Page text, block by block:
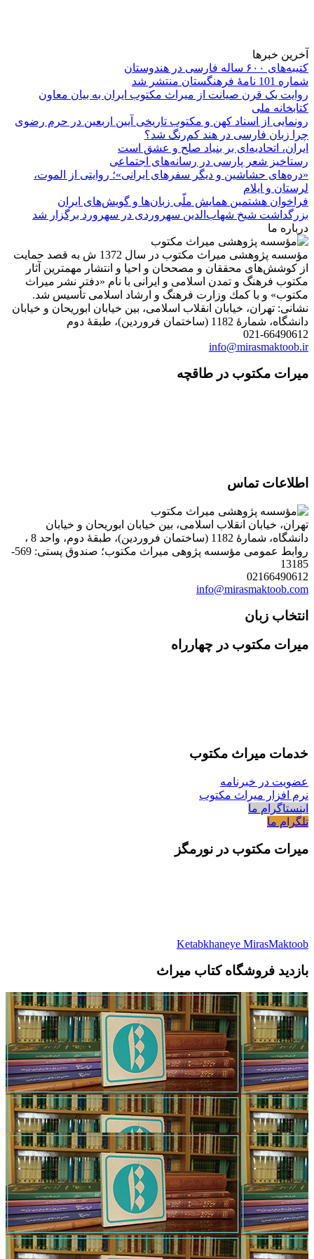
آخرین خبرها
کتیبه‌های ۶۰۰ ساله فارسی در هندوستان
شماره 101 نامۀ فرهنگستان منتشر شد
روایت یک قرن صیانت از میراث مکتوب ایران به بیان معاون
کتابخانه ملی
رونمایی از اسناد کهن و مکتوب تاریخی آیین اربعین در حرم رضوی
چرا زبان فارسی در هند کم‌رنگ شد؟
ایران، اتحادیه‌ای بر بنیاد صلح و عشق است
رستاخیز شعر پارسی در رسانه‌های اجتماعی
«دره‌های حشاشین و دیگر سفرهای ایرانی»؛ روایتی از الموت،
لرستان و ایلام
فراخوان هشتمین همایش ملّی زبان‌ها و گویش‌های ایران
بزرگداشت شیخ شهاب‌الدین سهروردی در سهرورد برگزار شد
درباره ما
مؤسسه پژوهشی میراث مكتوب در سال 1372 ش به قصد حمایت
از كوشش‌های محققان و مصححان و احیا و انتشار مهمترین آثار
مكتوب فرهنگ و تمدن اسلامی و ایرانی با نام «دفتر نشر میراث
مكتوب» و با كمك وزارت فرهنگ و ارشاد اسلامی تأسیس شد.
نشانی: تهران، خیابان انقلاب اسلامی، بین خیابان ابوریحان و خیابان
دانشگاه، شمارۀ 1182 (ساختمان فروردین)، طبقۀ دوم
021-66490612
info@mirasmaktoob.ir
میرات مکتوب در طاقچه
اطلاعات تماس
تهران، خیابان انقلاب اسلامی، بین خیابان ابوریحان و خیابان
دانشگاه، شمارۀ 1182 (ساختمان فروردین)، طبقۀ دوم، واحد 8 ،
روابط عمومی مؤسسه پژوهی میراث مکتوب؛ صندوق پستی: 569-
13185
02166490612
info@mirasmaktoob.com
انتخاب زبان
میرات مکتوب در چهارراه
خدمات میراث مکتوب
عضویت در خبرنامه
نرم افزار میراث مکتوب
اینستاگرام ما
تلگرام ما
میرات مکتوب در نورمگز
Ketabkhaneye MirasMaktoob
بازدید فروشگاه کتاب میراث